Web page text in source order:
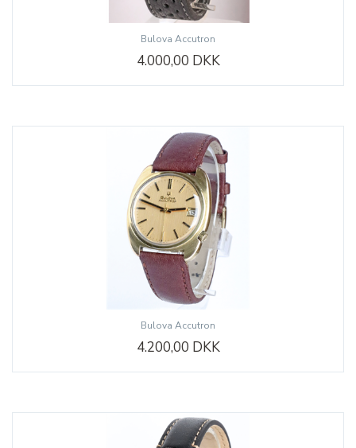
Bulova Accutron
4.000,00 DKK
Bulova Accutron
4.200,00 DKK